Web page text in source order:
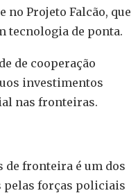
no Projeto Falcão, que
tecnologia de ponta.
de cooperação
investimentos
nas fronteiras.
de fronteira é um dos
pelas forças policiais